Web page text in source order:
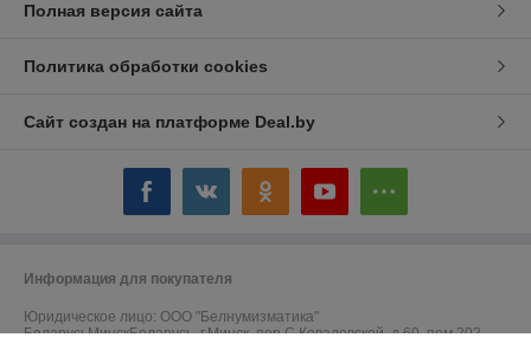
Полная версия сайта
Политика обработки cookies
Сайт создан на платформе Deal.by
Информация для покупателя
Юридическое лицо: ООО "Белнумизматика"
БеларусьМинскБеларусь, г.Минск, пер.С.Ковалевской, д.60, пом.202